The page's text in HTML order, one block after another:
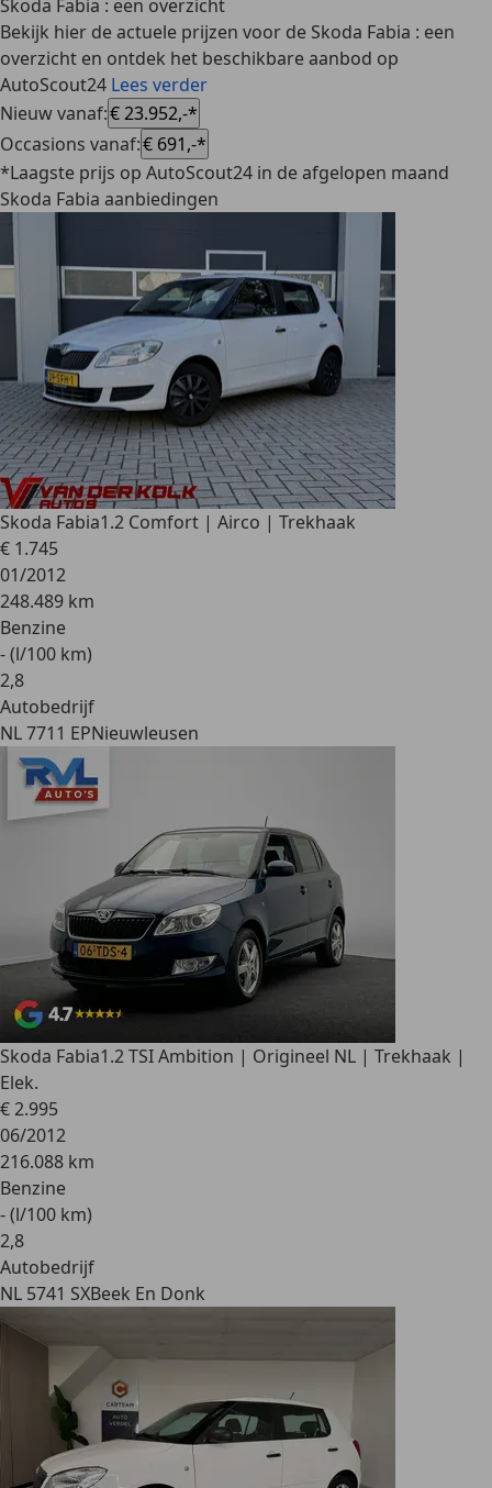
Skoda Fabia : een overzicht
Bekijk hier de actuele prijzen voor de Skoda Fabia : een
overzicht en ontdek het beschikbare aanbod op
AutoScout24 Lees verder
Nieuw vanaf:€ 23.952,-*
Occasions vanaf:€ 691,-*
*Laagste prijs op AutoScout24 in de afgelopen maand
Skoda Fabia aanbiedingen
Skoda Fabia1.2 Comfort | Airco | Trekhaak
€ 1.745
01/2012
248.489 km
Benzine
- (l/100 km)
2,8
Autobedrijf
NL 7711 EPNieuwleusen
Skoda Fabia1.2 TSI Ambition | Origineel NL | Trekhaak |
Elek.
€ 2.995
06/2012
216.088 km
Benzine
- (l/100 km)
2,8
Autobedrijf
NL 5741 SXBeek En Donk